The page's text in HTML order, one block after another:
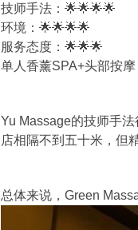
技师手法：🌟🌟🌟🌟
环境：🌟🌟🌟🌟
服务态度：🌟🌟🌟
单人香薰SPA+头部按
Yu Massage的技师手
店相隔不到五十米，但
总体来说，Green